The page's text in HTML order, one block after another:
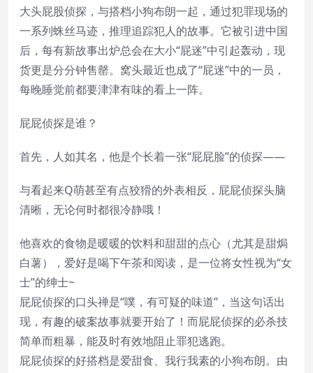
大头屁股侦探，与搭档小狗布朗一起，通过犯罪现场的
一系列蛛丝马迹，推理追踪犯人的故事。它被引进中国
后，每有新故事出炉总会在大小“屁迷”中引起轰动，现
货更是分分钟售罄。窝头最近也成了“屁迷”中的一员，
每晚睡觉前都要津津有味的看上一阵。
屁屁侦探是谁？
首先，人如其名，他是个长着一张“屁屁脸”的侦探——
与看起来Q萌甚至有点狡猾的外表相反，屁屁侦探头脑
清晰，无论何时都很冷静哦！
他喜欢的食物是暖暖的饮料和甜甜的点心（尤其是甜焗
白薯），爱好是喝下午茶和阅读，是一位将女性视为“女
士”的绅士~
屁屁侦探的口头禅是“噗，有可疑的味道”，当这句话出
现，有趣的破案故事就要开始了！而屁屁侦探的必杀技
简单而粗暴，能及时有效地阻止罪犯逃跑。
屁屁侦探的好搭档是爱甜食、我行我素的小狗布朗。由